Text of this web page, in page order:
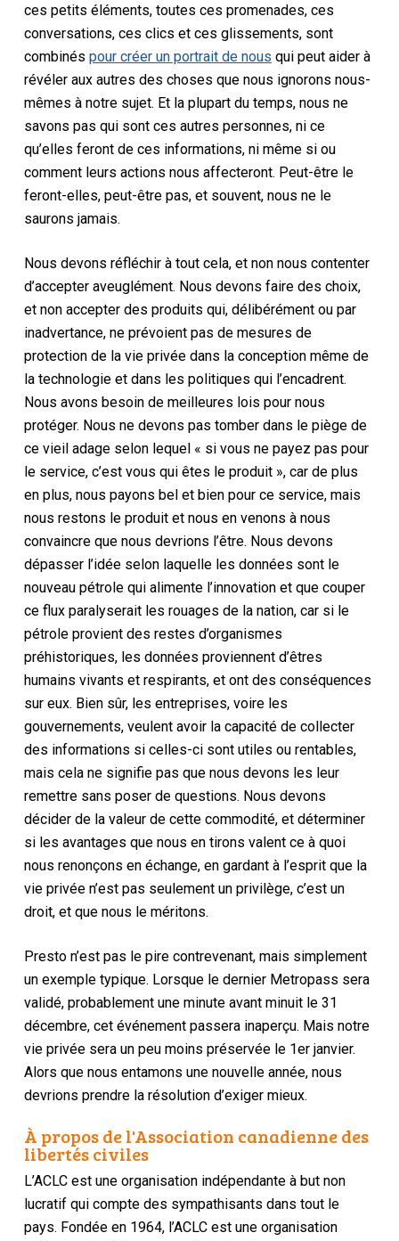
ces petits éléments, toutes ces promenades, ces
conversations, ces clics et ces glissements, sont
combinés pour créer un portrait de nous qui peut aider à
révéler aux autres des choses que nous ignorons nous-
mêmes à notre sujet. Et la plupart du temps, nous ne
savons pas qui sont ces autres personnes, ni ce
qu’elles feront de ces informations, ni même si ou
comment leurs actions nous affecteront. Peut-être le
feront-elles, peut-être pas, et souvent, nous ne le
saurons jamais.
Nous devons réfléchir à tout cela, et non nous contenter
d’accepter aveuglément. Nous devons faire des choix,
et non accepter des produits qui, délibérément ou par
inadvertance, ne prévoient pas de mesures de
protection de la vie privée dans la conception même de
la technologie et dans les politiques qui l’encadrent.
Nous avons besoin de meilleures lois pour nous
protéger. Nous ne devons pas tomber dans le piège de
ce vieil adage selon lequel « si vous ne payez pas pour
le service, c’est vous qui êtes le produit », car de plus
en plus, nous payons bel et bien pour ce service, mais
nous restons le produit et nous en venons à nous
convaincre que nous devrions l’être. Nous devons
dépasser l’idée selon laquelle les données sont le
nouveau pétrole qui alimente l’innovation et que couper
ce flux paralyserait les rouages de la nation, car si le
pétrole provient des restes d’organismes
préhistoriques, les données proviennent d’êtres
humains vivants et respirants, et ont des conséquences
sur eux. Bien sûr, les entreprises, voire les
gouvernements, veulent avoir la capacité de collecter
des informations si celles-ci sont utiles ou rentables,
mais cela ne signifie pas que nous devons les leur
remettre sans poser de questions. Nous devons
décider de la valeur de cette commodité, et déterminer
si les avantages que nous en tirons valent ce à quoi
nous renonçons en échange, en gardant à l’esprit que la
vie privée n’est pas seulement un privilège, c’est un
droit, et que nous le méritons.
Presto n’est pas le pire contrevenant, mais simplement
un exemple typique. Lorsque le dernier Metropass sera
validé, probablement une minute avant minuit le 31
décembre, cet événement passera inaperçu. Mais notre
vie privée sera un peu moins préservée le 1er janvier.
Alors que nous entamons une nouvelle année, nous
devrions prendre la résolution d’exiger mieux.
À propos de l'Association canadienne des
libertés civiles
L’ACLC est une organisation indépendante à but non
lucratif qui compte des sympathisants dans tout le
pays. Fondée en 1964, l’ACLC est une organisation